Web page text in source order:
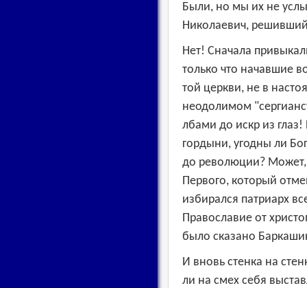
Были, но мы их не
Николаевич,
Нет! Сначала
только что начавшие
той церкви, не в
неодолимом
лбами до искр из глаз!
гордыни, угодны ли
до революции? Может,
Первого, который
избирался патриарх
Православие от
было сказано
И вновь стенка на
ли на смех себя